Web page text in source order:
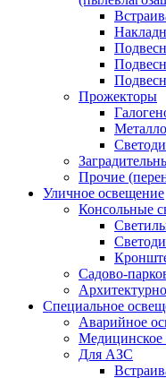
Прожекторы
Прочие
Уличное освещение
Консольные
Садово-
Специальное
Аварийное
Медицинское
Для АЗС